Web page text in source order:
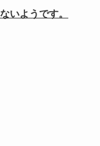
いようです。